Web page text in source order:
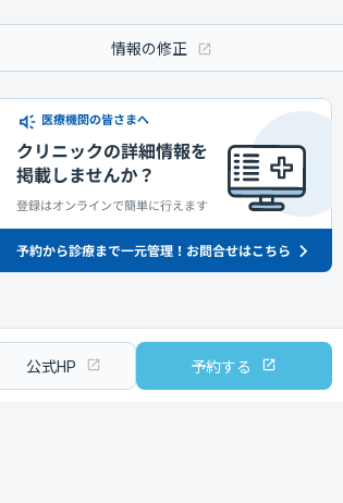
情報の修正
公式HP 予約する